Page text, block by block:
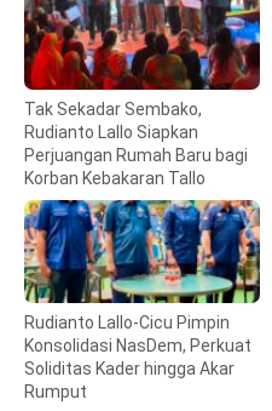
Tak Sekadar Sembako,
Rudianto Lallo Siapkan
Perjuangan Rumah Baru bagi
Korban Kebakaran Tallo
Rudianto Lallo-Cicu Pimpin
Konsolidasi NasDem, Perkuat
Soliditas Kader hingga Akar
Rumput